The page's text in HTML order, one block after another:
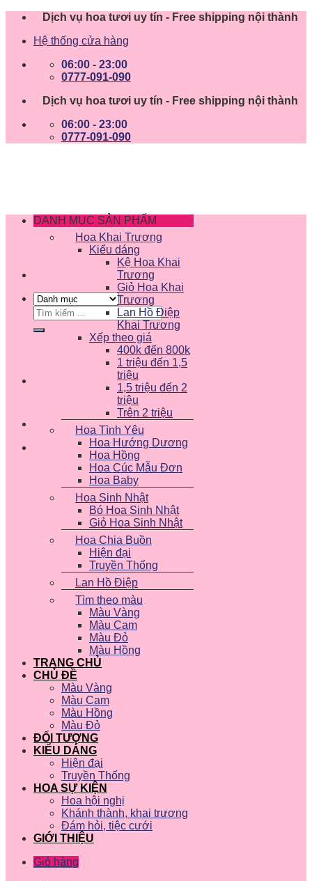
Skip
content
Dịch vụ hoa tươi uy tín - Free shipping nội thành
Hệ thống cửa hàng
06:00 - 23:00
0777-091-090
Dịch vụ hoa tươi uy tín - Free shipping nội thành
06:00 - 23:00
0777-091-090
Tìm
kiếm:
DANH MỤC SẢN PHẨM
Hoa Khai Trương
Kiểu dáng
Kệ Hoa Khai
Trương
Giỏ Hoa Khai
Trương
Lan Hồ Điệp
Khai Trương
Xếp theo giá
400k đến 800k
1 triệu đến 1,5
triệu
1,5 triệu đến 2
triệu
Trên 2 triệu
Hoa Tình Yêu
Hoa Hướng Dương
Hoa Hồng
Hoa Cúc Mẫu Đơn
Hoa Baby
Hoa Sinh Nhật
Bó Hoa Sinh Nhật
Giỏ Hoa Sinh Nhật
Hoa Chia Buồn
Hiện đại
Truyền Thống
Lan Hồ Điệp
Tìm theo màu
Màu Vàng
Màu Cam
Màu Đỏ
Màu Hồng
TRANG CHỦ
CHỦ ĐỀ
Màu Vàng
Màu Cam
Màu Hồng
Màu Đỏ
ĐỐI TƯỢNG
KIỂU DÁNG
Hiện đại
Truyền Thống
HOA SỰ KIỆN
Hoa hội nghị
Khánh thành, khai trương
Đám hỏi, tiệc cưới
GIỚI THIỆU
Giỏ hàng